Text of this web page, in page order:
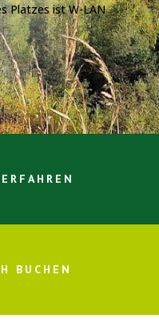
Platzes ist W-LAN
BUCHEN